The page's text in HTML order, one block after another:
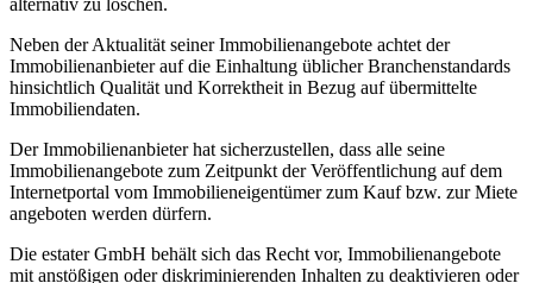
alternativ zu löschen.
Neben der Aktualität seiner Immobilienangebote achtet der
Immobilienanbieter auf die Einhaltung üblicher Branchenstandards
hinsichtlich Qualität und Korrektheit in Bezug auf übermittelte
Immobiliendaten.
Der Immobilienanbieter hat sicherzustellen, dass alle seine
Immobilienangebote zum Zeitpunkt der Veröffentlichung auf dem
Internetportal vom Immobilieneigentümer zum Kauf bzw. zur Miete
angeboten werden dürfern.
Die estater GmbH behält sich das Recht vor, Immobilienangebote
mit anstößigen oder diskriminierenden Inhalten zu deaktivieren oder